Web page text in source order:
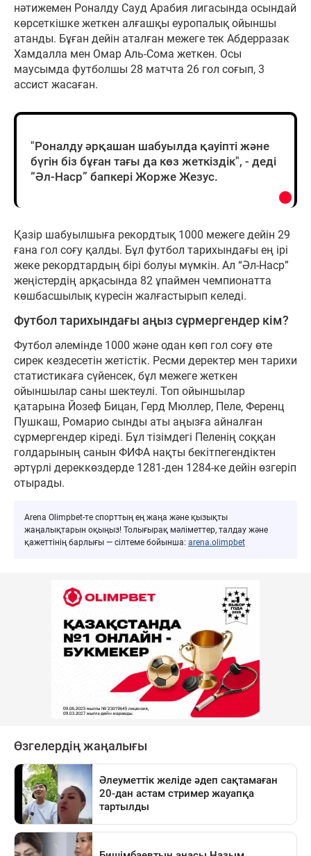
нәтижемен Роналду Сауд Арабия лигасында осындай
көрсеткішке жеткен алғашқы еуропалық ойыншы
атанды. Бұған дейін аталған межеге тек Абдерразак
Хамдалла мен Омар Аль-Сома жеткен. Осы
маусымда футболшы 28 матчта 26 гол соғып, 3
ассист жасаған.
"Роналду әрқашан шабуылда қауіпті және
бүгін біз бұған тағы да көз жеткіздік", - деді
“Әл-Наср” бапкері Жорже Жезус.
Қазір шабуылшыға рекордтық 1000 межеге дейін 29
ғана гол соғу қалды. Бұл футбол тарихындағы ең ірі
жеке рекордтардың бірі болуы мүмкін. Ал “Әл-Наср”
жеңістердің арқасында 82 ұпаймен чемпионатта
көшбасшылық күресін жалғастырып келеді.
Футбол тарихындағы аңыз сұрмергендер кім?
Футбол әлемінде 1000 және одан көп гол соғу өте
сирек кездесетін жетістік. Ресми деректер мен тарихи
статистикаға сүйенсек, бұл межеге жеткен
ойыншылар саны шектеулі. Топ ойыншылар
қатарына Йозеф Бицан, Герд Мюллер, Пеле, Ференц
Пушкаш, Ромарио сынды аты аңызға айналған
сұрмергендер кіреді. Бұл тізімдегі Пеленің соққан
голдарының санын ФИФА нақты бекітпегендіктен
әртүрлі дереккөздерде 1281-ден 1284-ке дейін өзгеріп
отырады.
Arena Olimpbet-те спорттың ең жаңа және қызықты
жаңалықтарын оқыңыз! Толығырақ мәліметтер, талдау және
қажеттінің барлығы — сілтеме бойынша: arena.olimpbet